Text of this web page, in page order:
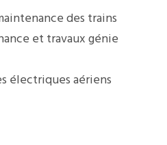
des trains
et travaux génie
électriques aériens